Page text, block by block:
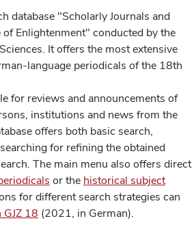
database "Scholarly Journals and
Enlightenment" conducted by the
It offers the most extensive
language periodicals of the 18th
for reviews and announcements of
institutions and news from the
offers both basic search,
for refining the obtained
The main menu also offers direct
or the historical subject
for different search strategies can
GJZ 18 (2021, in German).